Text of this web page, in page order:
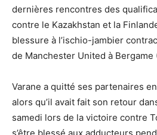
dernières rencontres des
contre le Kazakhstan et la
blessure à l’ischio-jambier
de Manchester United à Bergame
Varane a quitté ses partenaires
alors qu’il avait fait son retour
samedi lors de la victoire contre